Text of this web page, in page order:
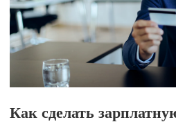
Как сделать